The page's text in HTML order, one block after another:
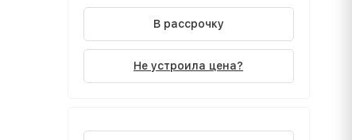
В рассрочку
Не устроила цена?